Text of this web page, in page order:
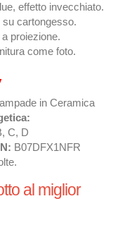
effetto invecchiato.
cartongesso.
proiezione.
come foto.
in Ceramica
C, D
B07DFX1NFR
al miglior